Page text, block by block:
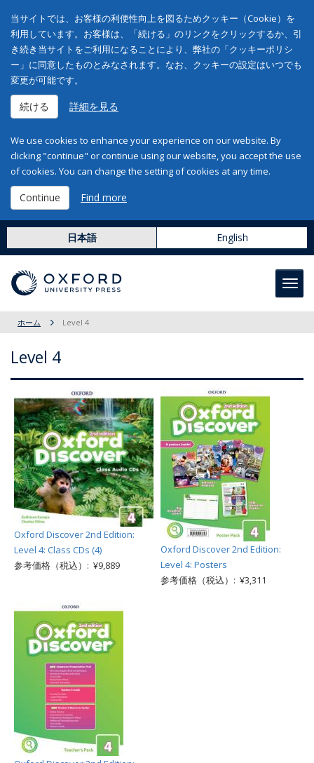
当サイトでは、お客様の利便性向上を図るためクッキー（Cookie）を
利用しています。お客様は、「続ける」のリンクをクリックするか、引
き続き当サイトをご利用になることにより、弊社の「クッキーポリシ
ー」に同意したものとみなされます。なお、クッキーの設定はいつでも
変更が可能です。
続ける 詳細を見る
We use cookies to enhance your experience on our website. By
clicking "continue" or continue using our website, you accept the use
of cookies. You can change the setting of cookies at any time.
Continue Find more
日本語 English
ホーム Level 4
Level 4
Oxford Discover 2nd Edition:
Level 4: Class CDs (4)
参考価格（税込）: ¥9,889
Oxford Discover 2nd Edition:
Level 4: Posters
参考価格（税込）: ¥3,311